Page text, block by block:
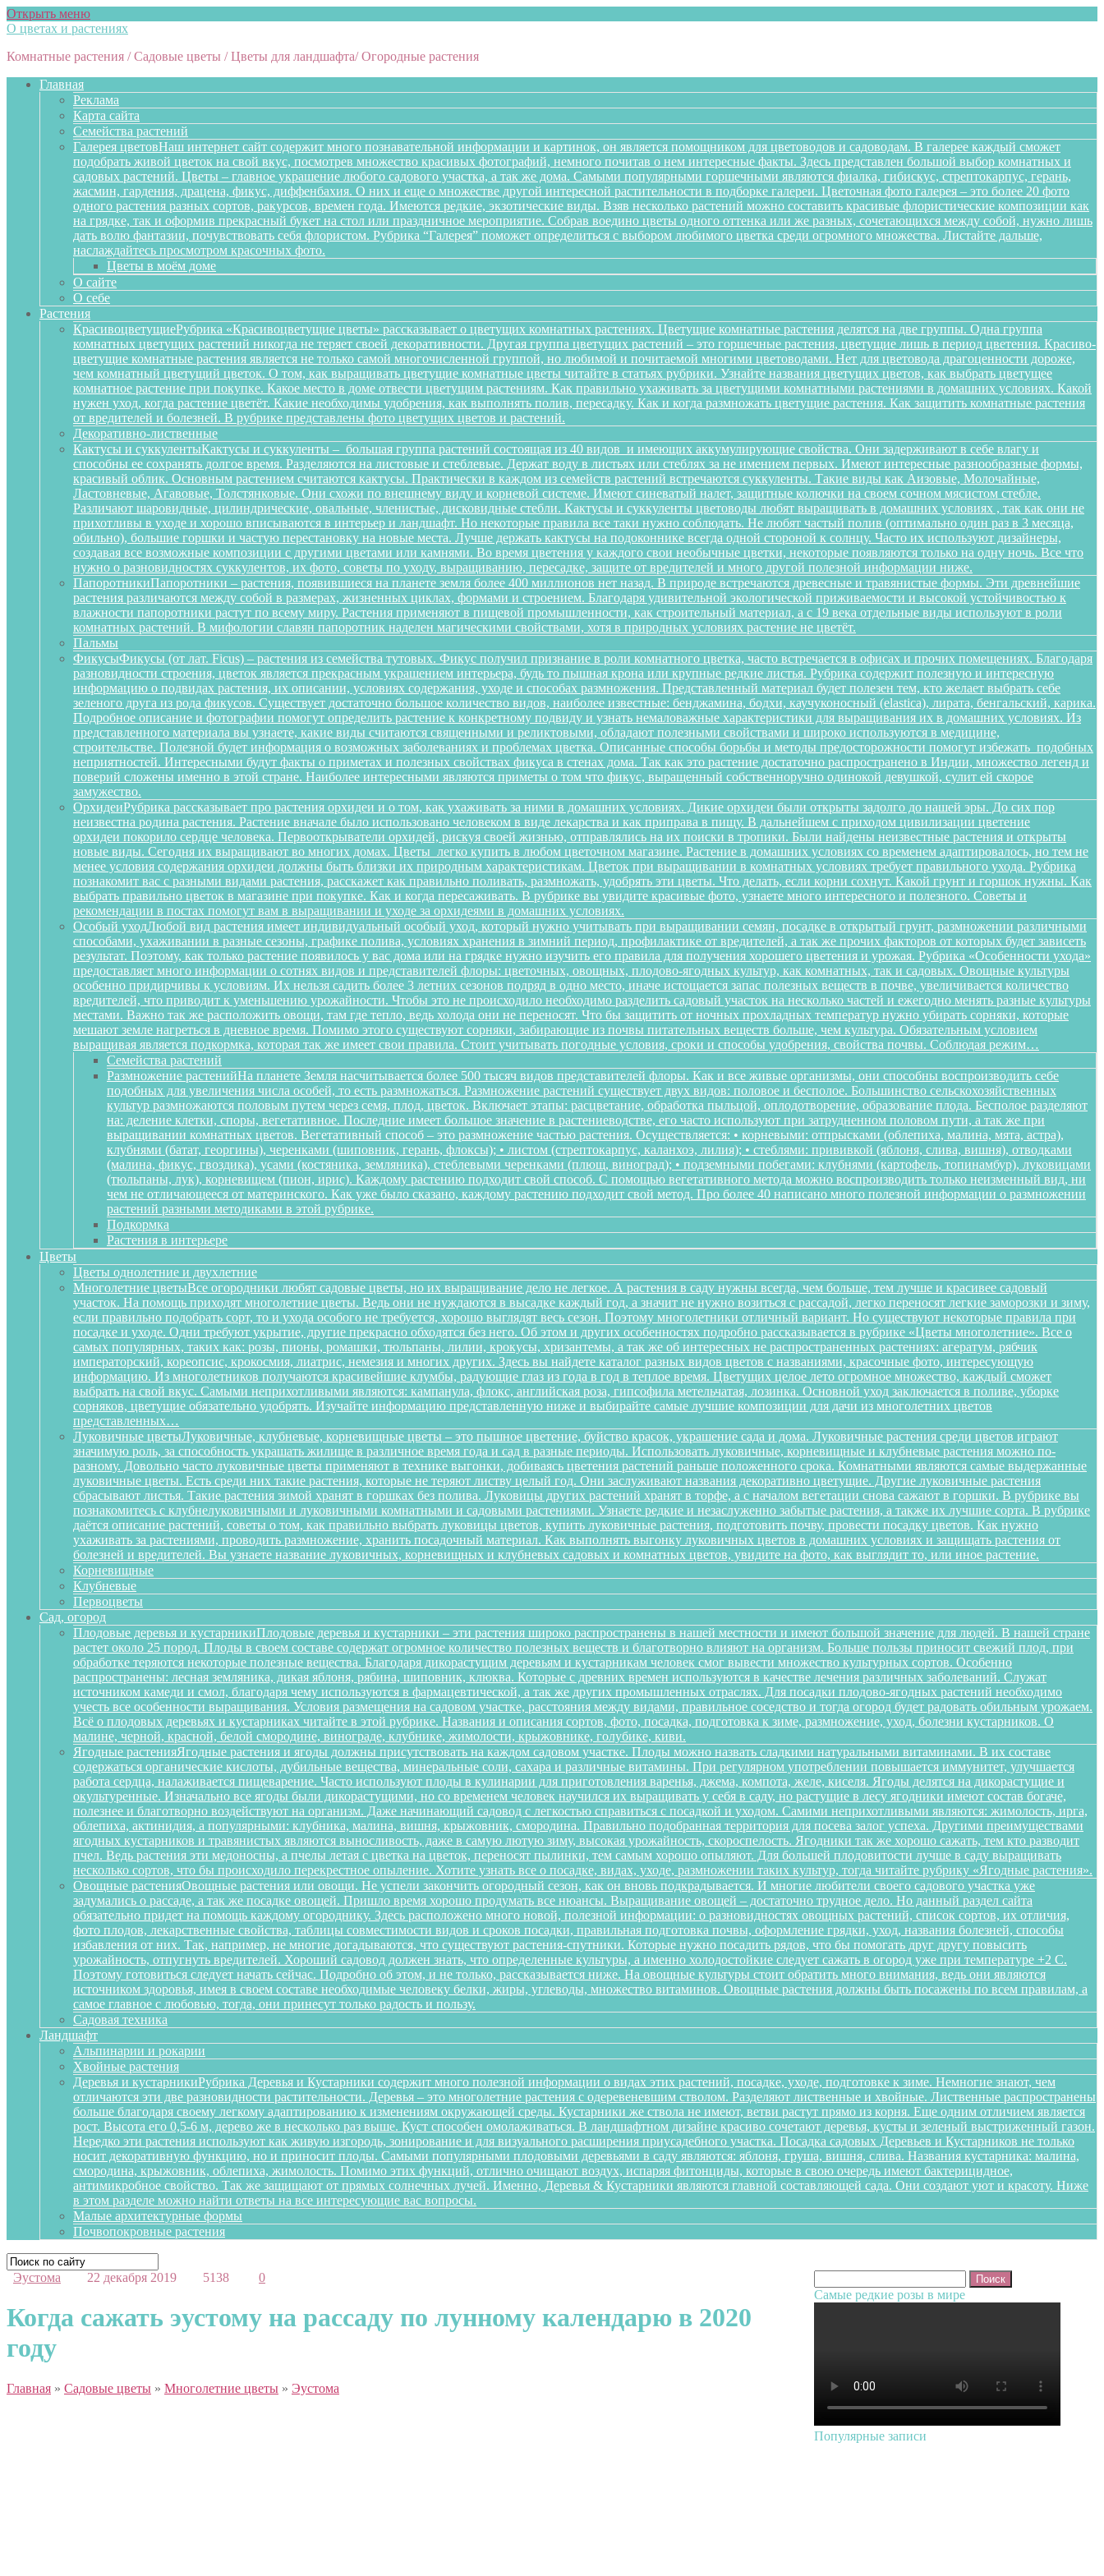
Открыть меню
О цветах и растениях
Комнатные растения / Садовые цветы / Цветы для ландшафта/ Огородные растения
Главная
Реклама
Карта сайта
Семейства растений
Галерея цветовНаш интернет сайт содержит много познавательной информации и картинок, он является помощником для цветоводов и садоводам. В галерее каждый сможет
подобрать живой цветок на свой вкус, посмотрев множество красивых фотографий, немного почитав о нем интересные факты. Здесь представлен большой выбор комнатных и
садовых растений. Цветы – главное украшение любого садового участка, а так же дома. Самыми популярными горшечными являются фиалка, гибискус, стрептокарпус, герань,
жасмин, гардения, драцена, фикус, диффенбахия. О них и еще о множестве другой интересной растительности в подборке галереи. Цветочная фото галерея – это более 20 фото
одного растения разных сортов, ракурсов, времен года. Имеются редкие, экзотические виды. Взяв несколько растений можно составить красивые флористические композиции как
на грядке, так и оформив прекрасный букет на стол или праздничное мероприятие. Собрав воедино цветы одного оттенка или же разных, сочетающихся между собой, нужно лишь
дать волю фантазии, почувствовать себя флористом. Рубрика “Галерея” поможет определиться с выбором любимого цветка среди огромного множества. Листайте дальше,
наслаждайтесь просмотром красочных фото.
Цветы в моём доме
О сайте
О себе
Растения
КрасивоцветущиеРубрика «Красивоцветущие цветы» рассказывает о цветущих комнатных растениях. Цветущие комнатные растения делятся на две группы. Одна группа
комнатных цветущих растений никогда не теряет своей декоративности. Другая группа цветущих растений – это горшечные растения, цветущие лишь в период цветения. Красиво-
цветущие комнатные растения является не только самой многочисленной группой, но любимой и почитаемой многими цветоводами. Нет для цветовода драгоценности дороже,
чем комнатный цветущий цветок. О том, как выращивать цветущие комнатные цветы читайте в статьях рубрики. Узнайте названия цветущих цветов, как выбрать цветущее
комнатное растение при покупке. Какое место в доме отвести цветущим растениям. Как правильно ухаживать за цветущими комнатными растениями в домашних условиях. Какой
нужен уход, когда растение цветёт. Какие необходимы удобрения, как выполнять полив, пересадку. Как и когда размножать цветущие растения. Как защитить комнатные растения
от вредителей и болезней. В рубрике представлены фото цветущих цветов и растений.
Декоративно-лиственные
Кактусы и суккулентыКактусы и суккуленты – большая группа растений состоящая из 40 видов и имеющих аккумулирующие свойства. Они задерживают в себе влагу и
способны ее сохранять долгое время. Разделяются на листовые и стеблевые. Держат воду в листьях или стеблях за не имением первых. Имеют интересные разнообразные формы,
красивый облик. Основным растением считаются кактусы. Практически в каждом из семейств растений встречаются суккуленты. Такие виды как Аизовые, Молочайные,
Ластовневые, Агавовые, Толстянковые. Они схожи по внешнему виду и корневой системе. Имеют синеватый налет, защитные колючки на своем сочном мясистом стебле.
Различают шаровидные, цилиндрические, овальные, членистые, дисковидные стебли. Кактусы и суккуленты цветоводы любят выращивать в домашних условиях , так как они не
прихотливы в уходе и хорошо вписываются в интерьер и ландшафт. Но некоторые правила все таки нужно соблюдать. Не любят частый полив (оптимально один раз в 3 месяца,
обильно), большие горшки и частую перестановку на новые места. Лучше держать кактусы на подоконнике всегда одной стороной к солнцу. Часто их используют дизайнеры,
создавая все возможные композиции с другими цветами или камнями. Во время цветения у каждого свои необычные цветки, некоторые появляются только на одну ночь. Все что
нужно о разновидностях суккулентов, их фото, советы по уходу, выращиванию, пересадке, защите от вредителей и много другой полезной информации ниже.
ПапоротникиПапоротники – растения, появившиеся на планете земля более 400 миллионов нет назад. В природе встречаются древесные и травянистые формы. Эти древнейшие
растения различаются между собой в размерах, жизненных циклах, формами и строением. Благодаря удивительной экологической приживаемости и высокой устойчивостью к
влажности папоротники растут по всему миру. Растения применяют в пищевой промышленности, как строительный материал, а с 19 века отдельные виды используют в роли
комнатных растений. В мифологии славян папоротник наделен магическими свойствами, хотя в природных условиях растение не цветёт.
Пальмы
ФикусыФикусы (от лат. Ficus) – растения из семейства тутовых. Фикус получил признание в роли комнатного цветка, часто встречается в офисах и прочих помещениях. Благодаря
разновидности строения, цветок является прекрасным украшением интерьера, будь то пышная крона или крупные редкие листья. Рубрика содержит полезную и интересную
информацию о подвидах растения, их описании, условиях содержания, уходе и способах размножения. Представленный материал будет полезен тем, кто желает выбрать себе
зеленого друга из рода фикусов. Существует достаточно большое количество видов, наиболее известные: бенджамина, бодхи, каучуконосный (elastica), лирата, бенгальский, карика.
Подробное описание и фотографии помогут определить растение к конкретному подвиду и узнать немаловажные характеристики для выращивания их в домашних условиях. Из
представленного материала вы узнаете, какие виды считаются священными и реликтовыми, обладают полезными свойствами и широко используются в медицине,
строительстве. Полезной будет информация о возможных заболеваниях и проблемах цветка. Описанные способы борьбы и методы предосторожности помогут избежать подобных
неприятностей. Интересными будут факты о приметах и полезных свойствах фикуса в стенах дома. Так как это растение достаточно распространено в Индии, множество легенд и
поверий сложены именно в этой стране. Наиболее интересными являются приметы о том что фикус, выращенный собственноручно одинокой девушкой, сулит ей скорое
замужество.
ОрхидеиРубрика рассказывает про растения орхидеи и о том, как ухаживать за ними в домашних условиях. Дикие орхидеи были открыты задолго до нашей эры. До сих пор
неизвестна родина растения. Растение вначале было использовано человеком в виде лекарства и как приправа в пищу. В дальнейшем с приходом цивилизации цветение
орхидеи покорило сердце человека. Первооткрыватели орхидей, рискуя своей жизнью, отправлялись на их поиски в тропики. Были найдены неизвестные растения и открыты
новые виды. Сегодня их выращивают во многих домах. Цветы легко купить в любом цветочном магазине. Растение в домашних условиях со временем адаптировалось, но тем не
менее условия содержания орхидеи должны быть близки их природным характеристикам. Цветок при выращивании в комнатных условиях требует правильного ухода. Рубрика
познакомит вас с разными видами растения, расскажет как правильно поливать, размножать, удобрять эти цветы. Что делать, если корни сохнут. Какой грунт и горшок нужны. Как
выбрать правильно цветок в магазине при покупке. Как и когда пересаживать. В рубрике вы увидите красивые фото, узнаете много интересного и полезного. Советы и
рекомендации в постах помогут вам в выращивании и уходе за орхидеями в домашних условиях.
Особый уходЛюбой вид растения имеет индивидуальный особый уход, который нужно учитывать при выращивании семян, посадке в открытый грунт, размножении различными
способами, ухаживании в разные сезоны, графике полива, условиях хранения в зимний период, профилактике от вредителей, а так же прочих факторов от которых будет зависеть
результат. Поэтому, как только растение появилось у вас дома или на грядке нужно изучить его правила для получения хорошего цветения и урожая. Рубрика «Особенности ухода»
предоставляет много информации о сотнях видов и представителей флоры: цветочных, овощных, плодово-ягодных культур, как комнатных, так и садовых. Овощные культуры
особенно придирчивы к условиям. Их нельзя садить более 3 летних сезонов подряд в одно место, иначе истощается запас полезных веществ в почве, увеличивается количество
вредителей, что приводит к уменьшению урожайности. Чтобы это не происходило необходимо разделить садовый участок на несколько частей и ежегодно менять разные культуры
местами. Важно так же расположить овощи, там где тепло, ведь холода они не переносят. Что бы защитить от ночных прохладных температур нужно убирать сорняки, которые
мешают земле нагреться в дневное время. Помимо этого существуют сорняки, забирающие из почвы питательных веществ больше, чем культура. Обязательным условием
выращивая является подкормка, которая так же имеет свои правила. Стоит учитывать погодные условия, сроки и способы удобрения, свойства почвы. Соблюдая режим…
Семейства растений
Размножение растенийНа планете Земля насчитывается более 500 тысяч видов представителей флоры. Как и все живые организмы, они способны воспроизводить себе
подобных для увеличения числа особей, то есть размножаться. Размножение растений существует двух видов: половое и бесполое. Большинство сельскохозяйственных
культур размножаются половым путем через семя, плод, цветок. Включает этапы: расцветание, обработка пыльцой, оплодотворение, образование плода. Бесполое разделяют
на: деление клетки, споры, вегетативное. Последние имеет большое значение в растениеводстве, его часто используют при затрудненном половом пути, а так же при
выращивании комнатных цветов. Вегетативный способ – это размножение частью растения. Осуществляется: • корневыми: отпрысками (облепиха, малина, мята, астра),
клубнями (батат, георгины), черенками (шиповник, герань, флоксы); • листом (стрептокарпус, каланхоэ, лилия); • стеблями: прививкой (яблоня, слива, вишня), отводками
(малина, фикус, гвоздика), усами (костяника, земляника), стеблевыми черенками (плющ, виноград); • подземными побегами: клубнями (картофель, топинамбур), луковицами
(тюльпаны, лук), корневищем (пион, ирис). Каждому растению подходит свой способ. С помощью вегетативного метода можно воспроизводить только неизменный вид, ни
чем не отличающееся от материнского. Как уже было сказано, каждому растению подходит свой метод. Про более 40 написано много полезной информации о размножении
растений разными методиками в этой рубрике.
Подкормка
Растения в интерьере
Цветы
Цветы однолетние и двухлетние
Многолетние цветыВсе огородники любят садовые цветы, но их выращивание дело не легкое. А растения в саду нужны всегда, чем больше, тем лучше и красивее садовый
участок. На помощь приходят многолетние цветы. Ведь они не нуждаются в высадке каждый год, а значит не нужно возиться с рассадой, легко переносят легкие заморозки и зиму,
если правильно подобрать сорт, то и ухода особого не требуется, хорошо выглядят весь сезон. Поэтому многолетники отличный вариант. Но существуют некоторые правила при
посадке и уходе. Одни требуют укрытие, другие прекрасно обходятся без него. Об этом и других особенностях подробно рассказывается в рубрике «Цветы многолетние». Все о
самых популярных, таких как: розы, пионы, ромашки, тюльпаны, лилии, крокусы, хризантемы, а так же об интересных не распространенных растениях: агератум, рябчик
императорский, кореопсис, крокосмия, лиатрис, немезия и многих других. Здесь вы найдете каталог разных видов цветов с названиями, красочные фото, интересующую
информацию. Из многолетников получаются красивейшие клумбы, радующие глаз из года в год в теплое время. Цветущих целое лето огромное множество, каждый сможет
выбрать на свой вкус. Самыми неприхотливыми являются: кампанула, флокс, английская роза, гипсофила метельчатая, лозинка. Основной уход заключается в поливе, уборке
сорняков, цветущие обязательно удобрять. Изучайте информацию представленную ниже и выбирайте самые лучшие композиции для дачи из многолетних цветов
представленных…
Луковичные цветыЛуковичные, клубневые, корневищные цветы – это пышное цветение, буйство красок, украшение сада и дома. Луковичные растения среди цветов играют
значимую роль, за способность украшать жилище в различное время года и сад в разные периоды. Использовать луковичные, корневищные и клубневые растения можно по-
разному. Довольно часто луковичные цветы применяют в технике выгонки, добиваясь цветения растений раньше положенного срока. Комнатными являются самые выдержанные
луковичные цветы. Есть среди них такие растения, которые не теряют листву целый год. Они заслуживают названия декоративно цветущие. Другие луковичные растения
сбрасывают листья. Такие растения зимой хранят в горшках без полива. Луковицы других растений хранят в торфе, а с началом вегетации снова сажают в горшки. В рубрике вы
познакомитесь с клубнелуковичными и луковичными комнатными и садовыми растениями. Узнаете редкие и незаслуженно забытые растения, а также их лучшие сорта. В рубрике
даётся описание растений, советы о том, как правильно выбрать луковицы цветов, купить луковичные растения, подготовить почву, провести посадку цветов. Как нужно
ухаживать за растениями, проводить размножение, хранить посадочный материал. Как выполнять выгонку луковичных цветов в домашних условиях и защищать растения от
болезней и вредителей. Вы узнаете название луковичных, корневищных и клубневых садовых и комнатных цветов, увидите на фото, как выглядит то, или иное растение.
Корневищные
Клубневые
Первоцветы
Сад, огород
Плодовые деревья и кустарникиПлодовые деревья и кустарники – эти растения широко распространены в нашей местности и имеют большой значение для людей. В нашей стране
растет около 25 пород. Плоды в своем составе содержат огромное количество полезных веществ и благотворно влияют на организм. Больше пользы приносит свежий плод, при
обработке теряются некоторые полезные вещества. Благодаря дикорастущим деревьям и кустарникам человек смог вывести множество культурных сортов. Особенно
распространены: лесная земляника, дикая яблоня, рябина, шиповник, клюква. Которые с древних времен используются в качестве лечения различных заболеваний. Служат
источником камеди и смол, благодаря чему используются в фармацевтической, а так же других промышленных отраслях. Для посадки плодово-ягодных растений необходимо
учесть все особенности выращивания. Условия размещения на садовом участке, расстояния между видами, правильное соседство и тогда огород будет радовать обильным урожаем.
Всё о плодовых деревьях и кустарниках читайте в этой рубрике. Названия и описания сортов, фото, посадка, подготовка к зиме, размножение, уход, болезни кустарников. О
малине, черной, красной, белой смородине, винограде, клубнике, жимолости, крыжовнике, голубике, киви.
Ягодные растенияЯгодные растения и ягоды должны присутствовать на каждом садовом участке. Плоды можно назвать сладкими натуральными витаминами. В их составе
содержаться органические кислоты, дубильные вещества, минеральные соли, сахара и различные витамины. При регулярном употреблении повышается иммунитет, улучшается
работа сердца, налаживается пищеварение. Часто используют плоды в кулинарии для приготовления варенья, джема, компота, желе, киселя. Ягоды делятся на дикорастущие и
окультуренные. Изначально все ягоды были дикорастущими, но со временем человек научился их выращивать у себя в саду, но растущие в лесу ягодники имеют состав богаче,
полезнее и благотворно воздействуют на организм. Даже начинающий садовод с легкостью справиться с посадкой и уходом. Самими неприхотливыми являются: жимолость, ирга,
облепиха, актинидия, а популярными: клубника, малина, вишня, крыжовник, смородина. Правильно подобранная территория для посева залог успеха. Другими преимуществами
ягодных кустарников и травянистых являются выносливость, даже в самую лютую зиму, высокая урожайность, скороспелость. Ягодники так же хорошо сажать, тем кто разводит
пчел. Ведь растения эти медоносны, а пчелы летая с цветка на цветок, переносят пылинки, тем самым хорошо опыляют. Для большей плодовитости лучше в саду выращивать
несколько сортов, что бы происходило перекрестное опыление. Хотите узнать все о посадке, видах, уходе, размножении таких культур, тогда читайте рубрику «Ягодные растения».
Овощные растенияОвощные растения или овощи. Не успели закончить огородный сезон, как он вновь подкрадывается. И многие любители своего садового участка уже
задумались о рассаде, а так же посадке овощей. Пришло время хорошо продумать все нюансы. Выращивание овощей – достаточно трудное дело. Но данный раздел сайта
обязательно придет на помощь каждому огороднику. Здесь расположено много новой, полезной информации: о разновидностях овощных растений, список сортов, их отличия,
фото плодов, лекарственные свойства, таблицы совместимости видов и сроков посадки, правильная подготовка почвы, оформление грядки, уход, названия болезней, способы
избавления от них. Так, например, не многие догадываются, что существуют растения-спутники. Которые нужно посадить рядов, что бы помогать друг другу повысить
урожайность, отпугнуть вредителей. Хороший садовод должен знать, что определенные культуры, а именно холодостойкие следует сажать в огород уже при температуре +2 С.
Поэтому готовиться следует начать сейчас. Подробно об этом, и не только, рассказывается ниже. На овощные культуры стоит обратить много внимания, ведь они являются
источником здоровья, имея в своем составе необходимые человеку белки, жиры, углеводы, множество витаминов. Овощные растения должны быть посажены по всем правилам, а
самое главное с любовью, тогда, они принесут только радость и пользу.
Садовая техника
Ландшафт
Альпинарии и рокарии
Хвойные растения
Деревья и кустарникиРубрика Деревья и Кустарники содержит много полезной информации о видах этих растений, посадке, уходе, подготовке к зиме. Немногие знают, чем
отличаются эти две разновидности растительности. Деревья – это многолетние растения с одеревеневшим стволом. Разделяют лиственные и хвойные. Лиственные распространены
больше благодаря своему легкому адаптированию к изменениям окружающей среды. Кустарники же ствола не имеют, ветви растут прямо из корня. Еще одним отличием является
рост. Высота его 0,5-6 м, дерево же в несколько раз выше. Куст способен омолаживаться. В ландшафтном дизайне красиво сочетают деревья, кусты и зеленый выстриженный газон.
Нередко эти растения используют как живую изгородь, зонирование и для визуального расширения приусадебного участка. Посадка садовых Деревьев и Кустарников не только
носит декоративную функцию, но и приносит плоды. Самыми популярными плодовыми деревьями в саду являются: яблоня, груша, вишня, слива. Названия кустарника: малина,
смородина, крыжовник, облепиха, жимолость. Помимо этих функций, отлично очищают воздух, испаряя фитонциды, которые в свою очередь имеют бактерицидное,
антимикробное свойство. Так же защищают от прямых солнечных лучей. Именно, Деревья & Кустарники являются главной составляющей сада. Они создают уют и красоту. Ниже
в этом разделе можно найти ответы на все интересующие вас вопросы.
Малые архитектурные формы
Почвопокровные растения
Эустома 22 декабря 2019 5138 0
Когда сажать эустому на рассаду по лунному календарю в 2020
году
Главная » Садовые цветы » Многолетние цветы » Эустома
Самые редкие розы в мире
Популярные записи